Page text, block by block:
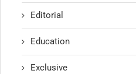
Editorial
Education
Exclusive